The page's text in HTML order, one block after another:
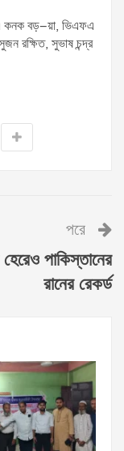
কনক বড়–য়া, ভিএফএ
রক্ষিত, সুভাষ চন্দ্র
পরে
পাকিস্তানের
রানের রেকর্ড